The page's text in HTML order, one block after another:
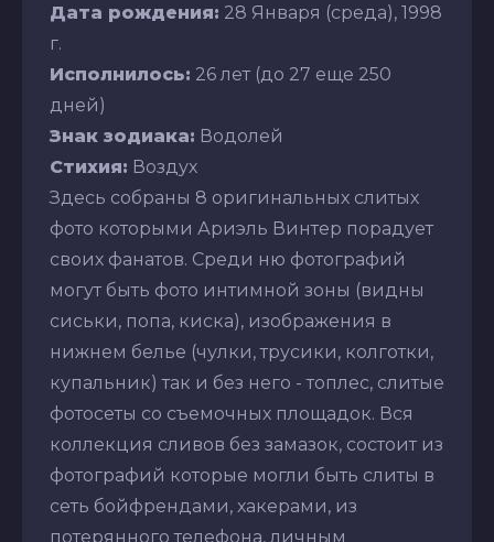
Дата рождения: 28 Января (среда), 1998
г.
Исполнилось: 26 лет (до 27 еще 250
дней)
Знак зодиака: Водолей
Стихия: Воздух
Здесь собраны 8 оригинальных слитых
фото которыми Ариэль Винтер порадует
своих фанатов. Среди ню фотографий
могут быть фото интимной зоны (видны
сиськи, попа, киска), изображения в
нижнем белье (чулки, трусики, колготки,
купальник) так и без него - топлес, слитые
фотосеты со съемочных площадок. Вся
коллекция сливов без замазок, состоит из
фотографий которые могли быть слиты в
сеть бойфрендами, хакерами, из
потерянного телефона, личным